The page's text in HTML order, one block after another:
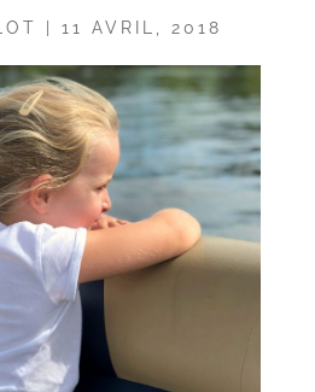
11 AVRIL, 2018